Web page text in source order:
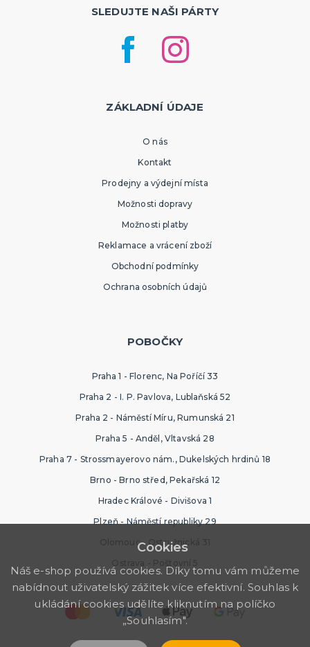
SLEDUJTE NAŠI PÁRTY
ZÁKLADNÍ ÚDAJE
O nás
Kontakt
Prodejny a výdejní místa
Možnosti dopravy
Možnosti platby
Reklamace a vrácení zboží
Obchodní podmínky
Ochrana osobních údajů
POBOČKY
Praha 1 - Florenc, Na Poříčí 33
Praha 2 - I. P. Pavlova, Lublaňská 52
Praha 2 - Náměstí Míru, Rumunská 21
Praha 5 - Anděl, Vltavská 28
Praha 7 - Strossmayerovo nám., Dukelských hrdinů 18
Brno - Brno střed, Pekařská 12
Hradec Králové - Divišova 1
Plzeň - Náměstí republiky 29
Olomouc - Ostružnická 31
Ostrava - Poštovní 5
Cookies
Náš e-shop používá cookies. Díky tomu vám můžeme
nabídnout uživatelský zážitek více efektivní. Souhlas k
ukládání cookies udělíte kliknutím na políčko
„Souhlasím".